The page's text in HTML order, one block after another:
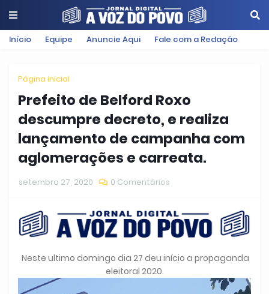
Início Equipe Anuncie Aqui Fale com a Redação
Página inicial
Prefeito de Belford Roxo
descumpre decreto, e realiza
lançamento de campanha com
aglomerações e carreata.
setembro 27, 2020 0 Comentários
Neste ultimo domingo dia 27 deu início a propaganda
eleitoral 2020.